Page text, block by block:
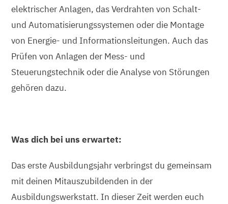
elektrischer Anlagen, das Verdrahten von Schalt-
und Automatisierungssystemen oder die Montage
von Energie- und Informationsleitungen. Auch das
Prüfen von Anlagen der Mess- und
Steuerungstechnik oder die Analyse von Störungen
gehören dazu.
Was dich bei uns erwartet:
Das erste Ausbildungsjahr verbringst du gemeinsam
mit deinen Mitauszubildenden in der
Ausbildungswerkstatt. In dieser Zeit werden euch